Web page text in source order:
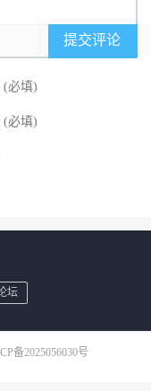
提交评论
(必填)
(必填)
坛
备2025056030号